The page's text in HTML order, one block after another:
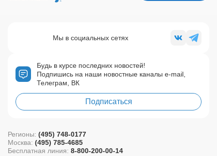
Будь в курсе последних новостей!
Подпишись на наши новостные каналы e-mail,
Телеграм, ВК
Подписаться
Мы в социальных сетях
Регионы: (495) 748-0177
Москва: (495) 785-4685
Бесплатная линия: 8-800-200-00-14